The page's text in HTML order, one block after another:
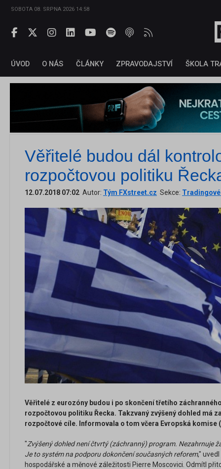
SOBOTA 08. SRPNA 2026 14:58
ÚVOD O NÁS ČLÁNKY ZPRAVODAJSTVÍ ŠKOLA
Věřitelé budou dál
rozpočtovou politiku
12.07.2018 07:02 Autor: Tým FXstreet.cz Sekce: Tradingové
Věřitelé z eurozóny budou i po skončení třetího
rozpočtovou politiku Řecka. Takzvaný zvýšený dohled má
rozpočtové cíle. Informovala o tom včera Evropská komise
"Zvýšený dohled není čtvrtý (záchranný) program. Nezahrnuje
Je to systém na podporu dokončení současných reforem,"
hospodářské a měnové záležitosti Pierre Moscovici. Odmítl